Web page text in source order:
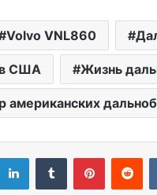
Volvo VNL860
США Жизнь
американских
LinkedInTumblr Pinterest